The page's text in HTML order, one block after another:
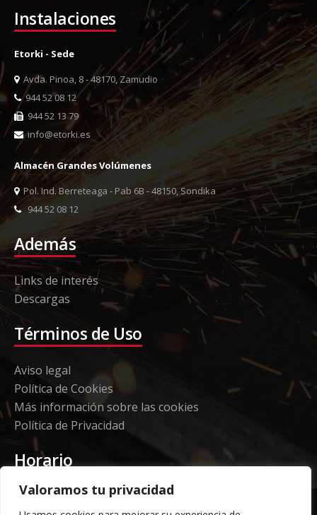
Valoramos tu privacidad
Instalaciones
Etorki - Sede
Avda. Pinoa, 8 - 48170, Zamudio
944 52 08 12
944 52 13 79
info@etorki.es
Almacén Grandes Volúmenes
Pol. Ind. Berreteaga - Pab 6B - 48150, Sondika
944 52 08 12
Además
Links de interés
Descargas
Términos de Uso
Aviso legal
Política de Cookies
Más información sobre las cookies
Política de Privacidad
Horario
Etorki - Sede